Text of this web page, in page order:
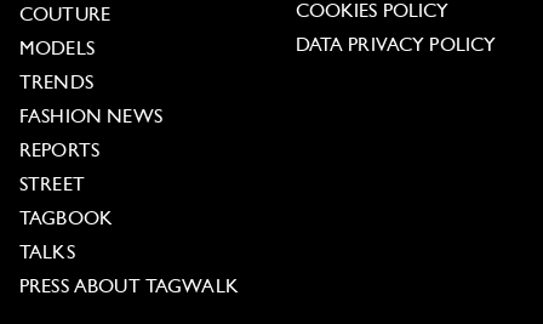
COUTURE
MODELS
TRENDS
FASHION NEWS
REPORTS
STREET
TAGBOOK
TALKS
PRESS ABOUT TAGWALK
COOKIES POLICY
DATA PRIVACY POLICY